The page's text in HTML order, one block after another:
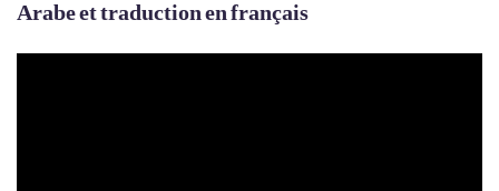
Arabe et traduction en français